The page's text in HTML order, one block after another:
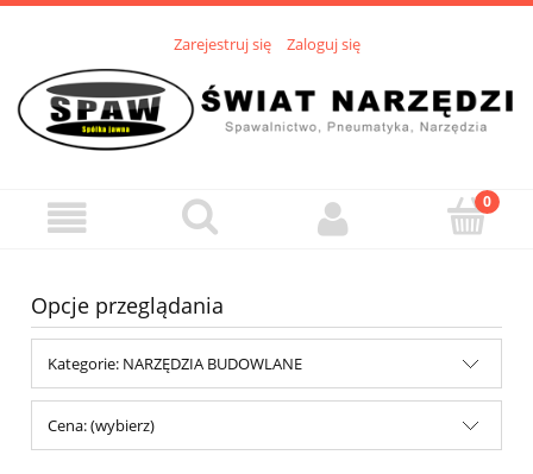
Zarejestruj się Zaloguj się
Opcje przeglądania
Kategorie: NARZĘDZIA BUDOWLANE
Cena: (wybierz)